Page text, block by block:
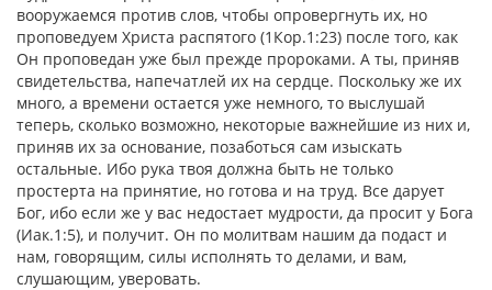
вооружаемся против слов, чтобы опровергнуть их, но
проповедуем Христа распятого (1Кор.1:23) после того, как
Он проповедан уже был прежде пророками. А ты, приняв
свидетельства, напечатлей их на сердце. Поскольку же их
много, а времени остается уже немного, то выслушай
теперь, сколько возможно, некоторые важнейшие из них и,
приняв их за основание, позаботься сам изыскать
остальные. Ибо рука твоя должна быть не только
простерта на принятие, но готова и на труд. Все дарует
Бог, ибо если же у вас недостает мудрости, да просит у Бога
(Иак.1:5), и получит. Он по молитвам нашим да подаст и
нам, говорящим, силы исполнять то делами, и вам,
слушающим, уверовать.